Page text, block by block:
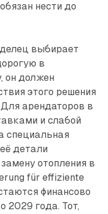
нести до
выбирает
в
он должен
этого решения
Для арендаторов в
и слабой
специальная
детали
отопления в
für effiziente
финансово
2029 года. Тот,